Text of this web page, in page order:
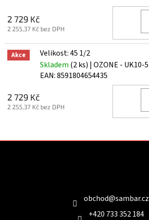
2 729 Kč
2 255,37 Kč bez DPH
Akce
Velikost: 45 1/2
Skladem (2 ks) | OZONE - UK10-5
EAN:8591804654435
2 729 Kč
2 255,37 Kč bez DPH
obchod@sambar.cz
+420 733 352 184